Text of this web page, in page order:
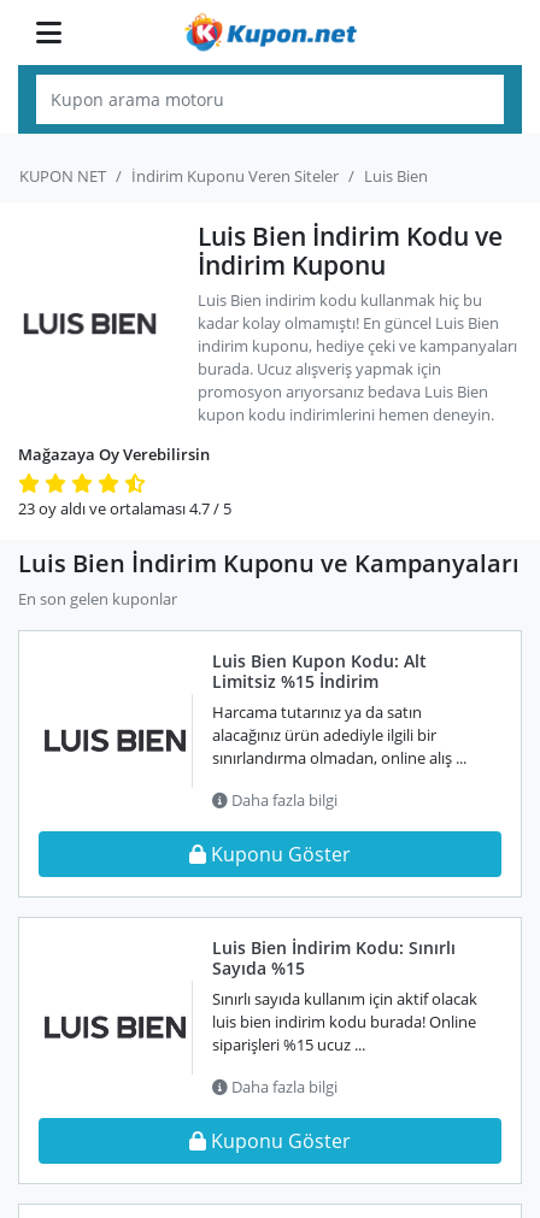
KUPON NET İndirim Kuponu Veren Siteler Luis Bien
Mağazaya Oy Verebilirsin
23oy aldı ve ortalaması4.7/ 5
Luis Bien İndirim Kodu ve
İndirim Kuponu
Luis Bien indirim kodu kullanmak hiç bu
kadar kolay olmamıştı! En güncel Luis Bien
indirim kuponu, hediye çeki ve kampanyaları
burada. Ucuz alışveriş yapmak için
promosyon arıyorsanız bedava Luis Bien
kupon kodu indirimlerini hemen deneyin.
Luis Bien İndirim Kuponu ve Kampanyaları
En son gelen kuponlar
Luis Bien Kupon Kodu: Alt
Limitsiz %15 İndirim
Harcama tutarınız ya da satın
alacağınız ürün adediyle ilgili bir
sınırlandırma olmadan, online alış ...
Daha fazla bilgi
Kuponu Göster
Luis Bien İndirim Kodu: Sınırlı
Sayıda %15
Sınırlı sayıda kullanım için aktif olacak
luis bien indirim kodu burada! Online
siparişleri %15 ucuz ...
Daha fazla bilgi
Kuponu Göster